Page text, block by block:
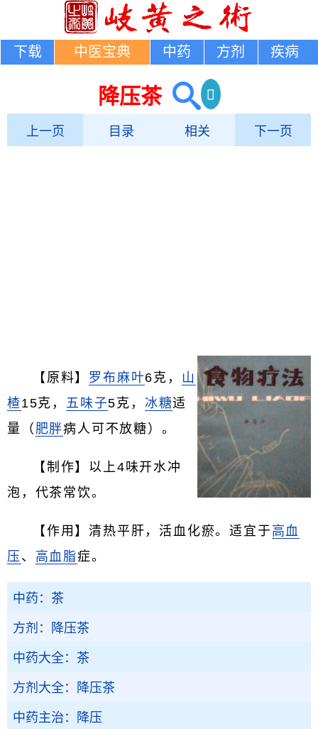
下载 中医宝典 中药 方剂 疾病
降压茶
上一页 目录 相关 下一页
【原料】 罗布麻叶6克，
山
楂15克， 五味子5克， 冰糖适
量（ 肥胖病人可不放糖）。
【制作】以上4味开水冲
泡，代茶常饮。
【作用】清热平肝，活血化瘀。适宜于 高血
压 、 高血脂症。
中药：茶
方剂：降压茶
中药大全：茶
方剂大全：降压茶
中药主治：降压